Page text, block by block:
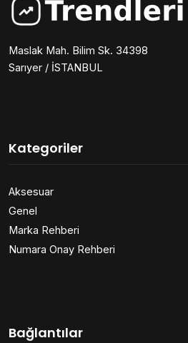
Maslak Mah. Bilim Sk. 34398
Sarıyer / İSTANBUL
Kategoriler
Aksesuar
Genel
Marka Rehberi
Numara Onay Rehberi
Bağlantılar